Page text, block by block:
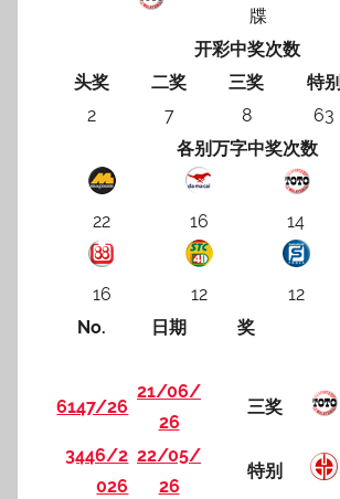
牒
开彩中奖次数
头奖
二奖 三奖 特别
2
7 8 63
各别万字中奖次数
22 16 14
16 12 12
No.
日期 奖
6147/26
21/06/
26
三奖
3446/2
026
22/05/
26
特别